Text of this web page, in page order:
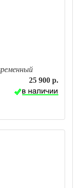
25 900 р.